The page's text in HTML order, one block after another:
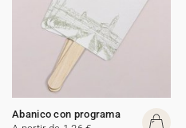
Abanico con programa